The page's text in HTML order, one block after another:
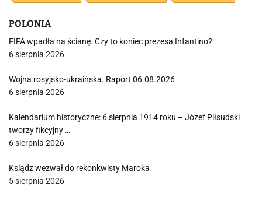
POLONIA
FIFA wpadła na ścianę. Czy to koniec prezesa Infantino?
6 sierpnia 2026
Wojna rosyjsko-ukraińska. Raport 06.08.2026
6 sierpnia 2026
Kalendarium historyczne: 6 sierpnia 1914 roku – Józef Piłsudski
tworzy fikcyjny …
6 sierpnia 2026
Ksiądz wezwał do rekonkwisty Maroka
5 sierpnia 2026